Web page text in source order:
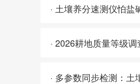
· 多参数同步检测：